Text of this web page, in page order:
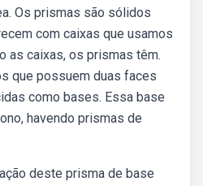
Os prismas são sólidos
com caixas que usamos
as caixas, os prismas têm.
que possuem duas faces
como bases. Essa base
havendo prismas de
deste prisma de base